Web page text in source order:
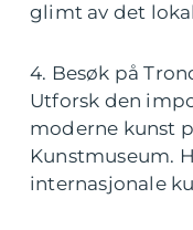
glimt av det
4. Besøk på
Utforsk den
moderne kunst
Kunstmuseum.
internasjonale